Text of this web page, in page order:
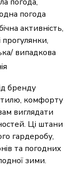
погода,
погода
активність,
прогулянки,
випадкова
бренду
комфорту
виглядати
Ці штани
гардеробу,
та погодних
зими.